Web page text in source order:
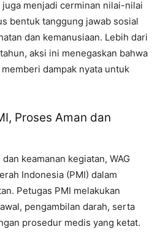
menjadi cerminan nilai-nilai
bentuk tanggung jawab sosial
dan kemanusiaan. Lebih dari
aksi ini menegaskan bahwa
dampak nyata untuk
Proses Aman dan
keamanan kegiatan, WAG
Indonesia (PMI) dalam
Petugas PMI melakukan
pengambilan darah, serta
prosedur medis yang ketat.